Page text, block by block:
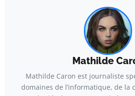
Mathilde
Mathilde Caron est journaliste
domaines de l’informatique, de la